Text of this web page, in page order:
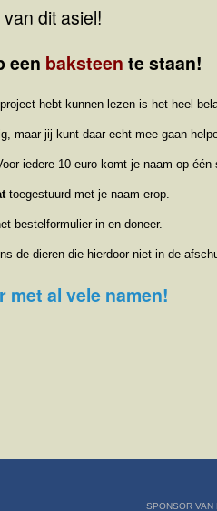
dit asiel!
een baksteen te staan!
hebt kunnen lezen is het heel
maar jij kunt daar echt mee gaan
iedere 10 euro komt je naam op
toegestuurd met je naam erop.
bestelformulier in en doneer.
de dieren die hierdoor niet in de
met al vele namen!
SPONSOR VAN